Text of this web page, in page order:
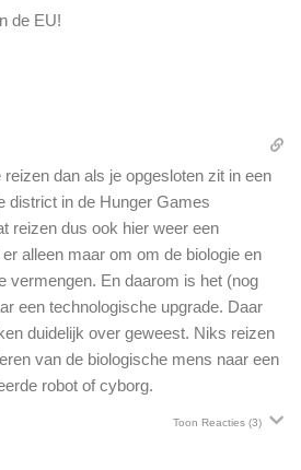
de EU!
dan als je opgesloten zit in een
district in de Hunger Games
reizen dus ook hier weer een
alleen maar om om de biologie en
vermengen. En daarom is het (nog
een technologische upgrade. Daar
duidelijk over geweest. Niks reizen
van de biologische mens naar een
robot of cyborg.
Toon Reacties (3)